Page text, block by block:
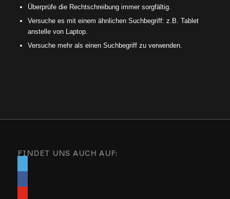
Überprüfe die Rechtschreibung immer sorgfältig.
Versuche es mit einem ähnlichen Suchbegriff: z.B. Tablet
anstelle von Laptop.
Versuche mehr als einen Suchbegriff zu verwenden.
FINDET UNS AUCH AUF: